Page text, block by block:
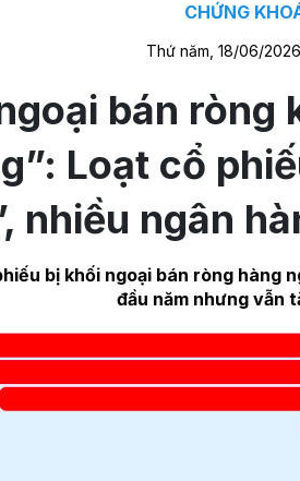
CHỨNG
Thứ năm, 18/06/
bán ròng
Loạt cổ
nhiều ngân
bị khối ngoại bán ròng hàng
đầu năm nhưng vẫn